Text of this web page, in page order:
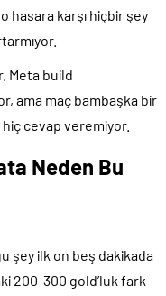
hasara karşı hiçbir şey
Meta build
ama maç bambaşka bir
cevap veremiyor.
Neden Bu
şey ilk on beş dakikada
200-300 gold’luk fark